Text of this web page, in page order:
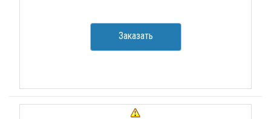
Заказать